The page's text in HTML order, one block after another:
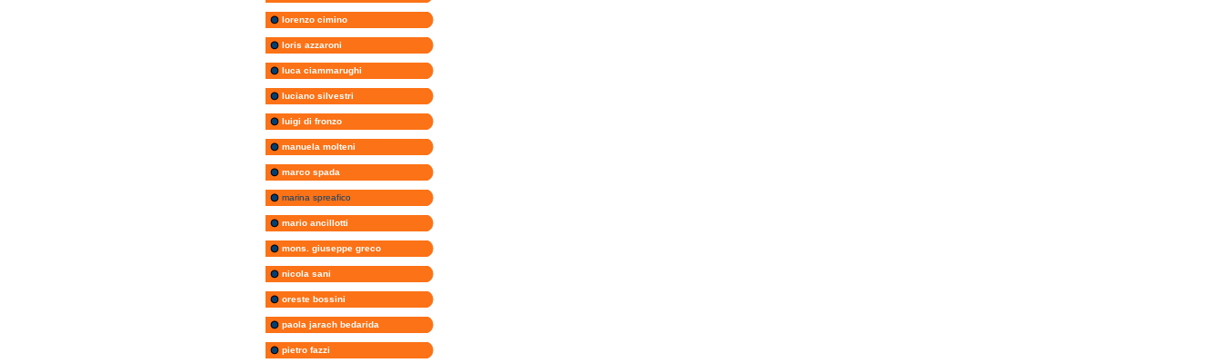
lorenzo cimino
loris azzaroni
luca ciammarughi
luciano silvestri
luigi di fronzo
manuela molteni
marco spada
marina spreafico
mario ancillotti
mons. giuseppe greco
nicola sani
oreste bossini
paola jarach bedarida
pietro fazzi